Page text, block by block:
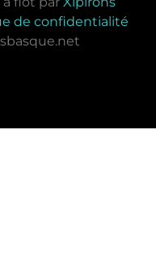
de confidentialité